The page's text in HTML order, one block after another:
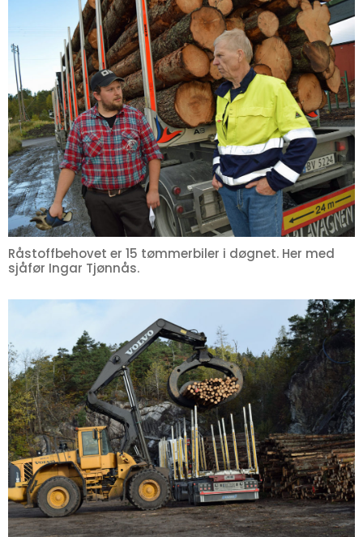
Råstoffbehovet er 15 tømmerbiler i døgnet. Her med
sjåfør Ingar Tjønnås.